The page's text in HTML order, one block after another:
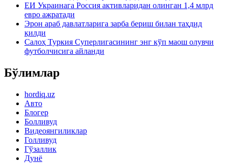
ЕИ Украинага Россия активларидан олинган 1,4 млрд
евро ажратади
Эрон араб давлатларига зарба бериш билан таҳдид
қилди
Салоҳ Туркия Суперлигасининг энг кўп маош олувчи
футболчисига айланди
Бўлимлар
hordiq.uz
Авто
Блогер
Болливуд
Видеоянгиликлар
Голливуд
Гўзаллик
Дунё